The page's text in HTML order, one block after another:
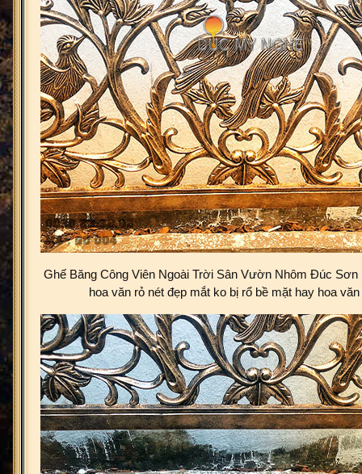
Ghế Băng Công Viên Ngoài Trời Sân Vườn Nhôm Đúc Sơn
hoa văn rỏ nét đẹp mắt ko bị rổ bề mặt hay hoa